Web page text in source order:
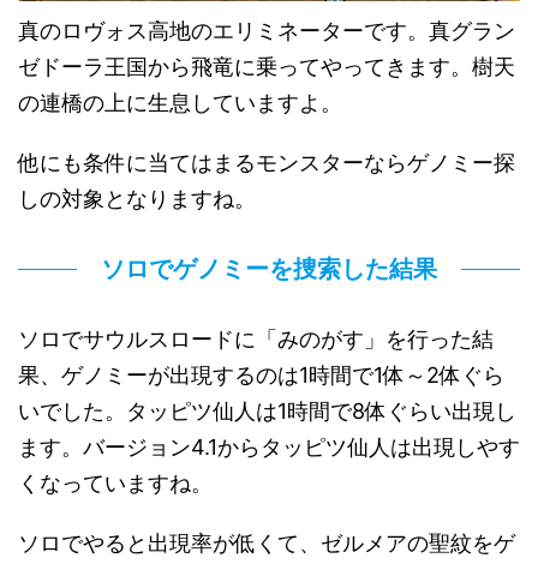
真のロヴォス高地のエリミネーターです。真グラン
ゼドーラ王国から飛竜に乗ってやってきます。樹天
の連橋の上に生息していますよ。
他にも条件に当てはまるモンスターならゲノミー探
しの対象となりますね。
ソロでゲノミーを捜索した結果
ソロでサウルスロードに「みのがす」を行った結
果、ゲノミーが出現するのは1時間で1体～2体ぐら
いでした。タッピツ仙人は1時間で8体ぐらい出現し
ます。バージョン4.1からタッピツ仙人は出現しやす
くなっていますね。
ソロでやると出現率が低くて、ゼルメアの聖紋をゲ